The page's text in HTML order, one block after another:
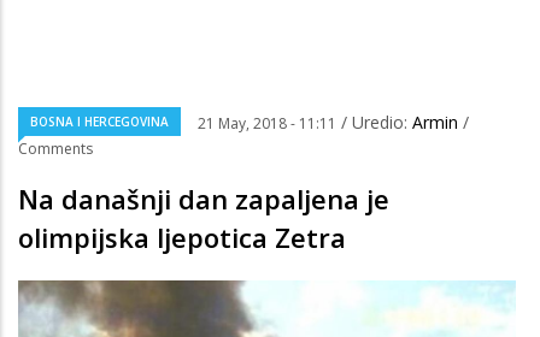
BOSNA I HERCEGOVINA 21 May, 2018 - 11:11 / Uredio: Armin /
Comments
Na današnji dan zapaljena je
olimpijska ljepotica Zetra